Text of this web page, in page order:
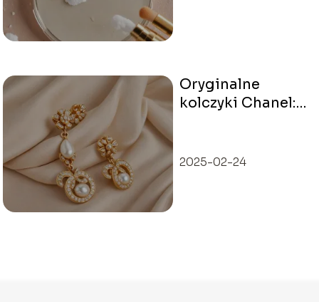
Oryginalne
kolczyki Chanel:
prawdziwe?
2025-02-24